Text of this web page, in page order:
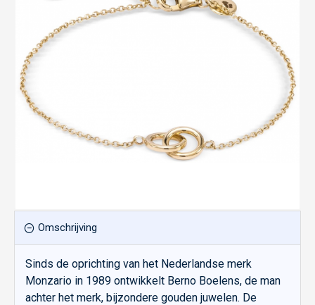
Omschrijving
Sinds de oprichting van het Nederlandse merk
Monzario in 1989 ontwikkelt Berno Boelens, de man
achter het merk, bijzondere gouden juwelen. De